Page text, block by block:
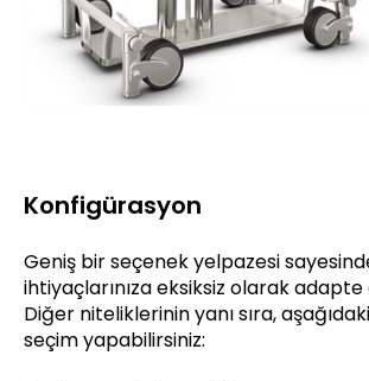
Konfigürasyon
Geniş bir seçenek yelpazesi
ihtiyaçlarınıza eksiksiz olarak adapte
Diğer niteliklerinin yanı sıra,
seçim yapabilirsiniz: